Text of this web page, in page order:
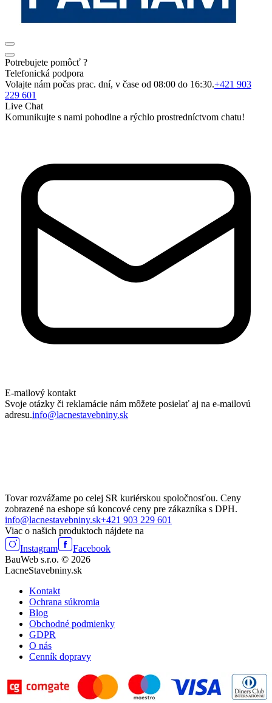
Potrebujete pomôcť ?
Telefonická podpora
Volajte nám počas prac. dní, v čase od 08:00 do 16:30.+421 903
229 601
Live Chat
Komunikujte s nami pohodlne a rýchlo prostredníctvom chatu!
E-mailový kontakt
Svoje otázky či reklamácie nám môžete posielať aj na e-mailovú
adresu.info@lacnestavebniny.sk
Tovar rozvážame po celej SR kuriérskou spoločnosťou. Ceny
zobrazené na eshope sú koncové ceny pre zákazníka s DPH.
info@lacnestavebniny.sk+421 903 229 601
Viac o našich produktoch nájdete na
Instagram
Facebook
BauWeb s.r.o. © 2026
LacneStavebniny.sk
Kontakt
Ochrana súkromia
Blog
Obchodné podmienky
GDPR
O nás
Cenník dopravy